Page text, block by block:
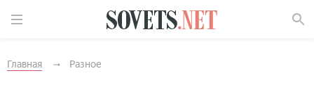
Главная Разное